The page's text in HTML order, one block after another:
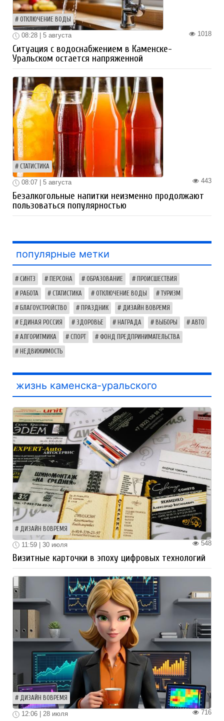
ОТКЛЮЧЕНИЕ ВОДЫ
1018
08:28 | 5 августа
Ситуация с водоснабжением в Каменске-
Уральском остается напряженной
СТАТИСТИКА
443
08:07 | 5 августа
Безалкогольные напитки неизменно продолжают
пользоваться популярностью
популярные метки
СИНТЗ ПЕРСОНА ОБРАЗОВАНИЕ ПРОИСШЕСТВИЯ
РАБОТА СТАТИСТИКА ОТКЛЮЧЕНИЕ ВОДЫ ТУРИЗМ
БЛАГОУСТРОЙСТВО ПРАЗДНИК ДИЗАЙН ВОВРЕМЯ
ЕДИНАЯ РОССИЯ ЗДОРОВЬЕ НАГРАДА ВЫБОРЫ АВТО
АЛГОРИТМИКА СПОРТ ФОНД ПРЕДПРИНИМАТЕЛЬСТВА
НЕДВИЖИМОСТЬ
жизнь каменска-уральского
ДИЗАЙН ВОВРЕМЯ
548
11:59 | 30 июля
Визитные карточки в эпоху цифровых технологий
ДИЗАЙН ВОВРЕМЯ
716
12:06 | 28 июля